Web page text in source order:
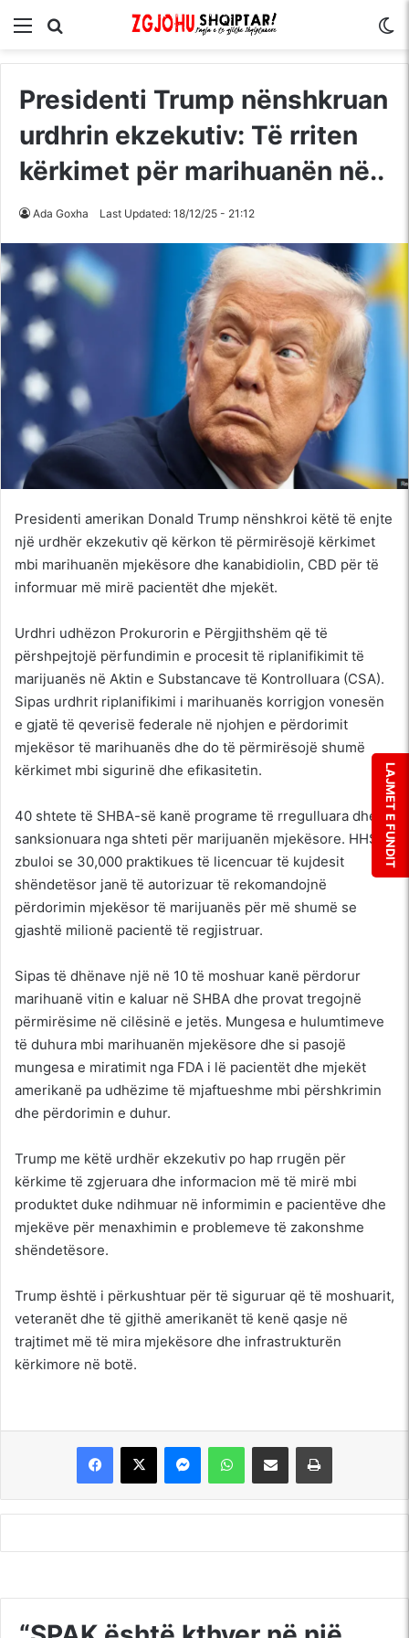
Menu
Presidenti Trump nënshkruan
urdhrin ekzekutiv: Të rriten
kërkimet për marihuanën në..
Ada Goxha Last Updated: 18/12/25 - 21:12
Presidenti amerikan Donald Trump nënshkroi këtë të enjte
një urdhër ekzekutiv që kërkon të përmirësojë kërkimet
mbi marihuanën mjekësore dhe kanabidiolin, CBD për të
informuar më mirë pacientët dhe mjekët.
Urdhri udhëzon Prokurorin e Përgjithshëm që të
përshpejtojë përfundimin e procesit të riplanifikimit të
marijuanës në Aktin e Substancave të Kontrolluara (CSA).
Sipas urdhrit riplanifikimi i marihuanës korrigjon vonesën
e gjatë të qeverisë federale në njohjen e përdorimit
mjekësor të marihuanës dhe do të përmirësojë shumë
kërkimet mbi sigurinë dhe efikasitetin.
40 shtete të SHBA-së kanë programe të rregulluara dhe të
sanksionuara nga shteti për marijuanën mjekësore. HHS
zbuloi se 30,000 praktikues të licencuar të kujdesit
shëndetësor janë të autorizuar të rekomandojnë
përdorimin mjekësor të marijuanës për më shumë se
gjashtë milionë pacientë të regjistruar.
Sipas të dhënave një në 10 të moshuar kanë përdorur
marihuanë vitin e kaluar në SHBA dhe provat tregojnë
përmirësime në cilësinë e jetës. Mungesa e hulumtimeve
të duhura mbi marihuanën mjekësore dhe si pasojë
mungesa e miratimit nga FDA i lë pacientët dhe mjekët
amerikanë pa udhëzime të mjaftueshme mbi përshkrimin
dhe përdorimin e duhur.
Trump me këtë urdhër ekzekutiv po hap rrugën për
kërkime të zgjeruara dhe informacion më të mirë mbi
produktet duke ndihmuar në informimin e pacientëve dhe
mjekëve për menaxhimin e problemeve të zakonshme
shëndetësore.
Trump është i përkushtuar për të siguruar që të moshuarit,
veteranët dhe të gjithë amerikanët të kenë qasje në
trajtimet më të mira mjekësore dhe infrastrukturën
kërkimore në botë.
LAJMET E FUNDIT